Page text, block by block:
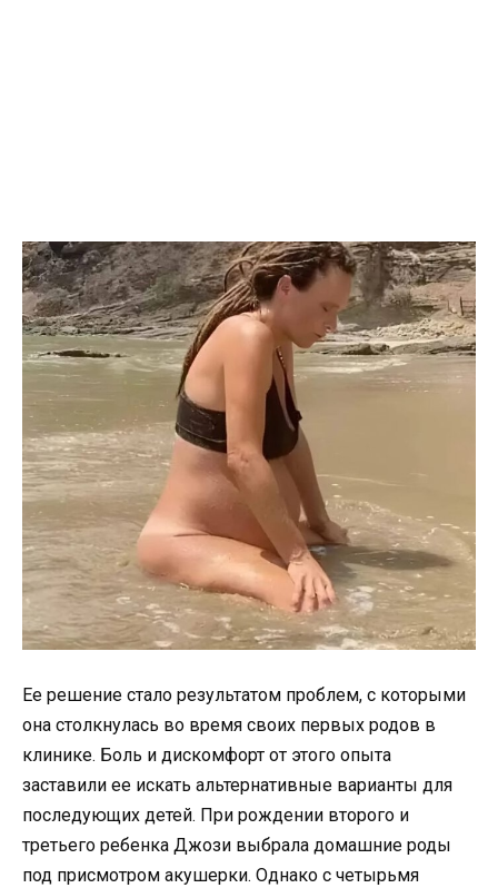
Ее решение стало результатом проблем, с которыми
она столкнулась во время своих первых родов в
клинике. Боль и дискомфорт от этого опыта
заставили ее искать альтернативные варианты для
последующих детей. При рождении второго и
третьего ребенка Джози выбрала домашние роды
под присмотром акушерки. Однако с четырьмя